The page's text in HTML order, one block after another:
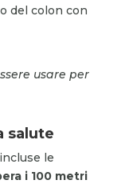
del colon con
usare per
salute
le
i 100 metri